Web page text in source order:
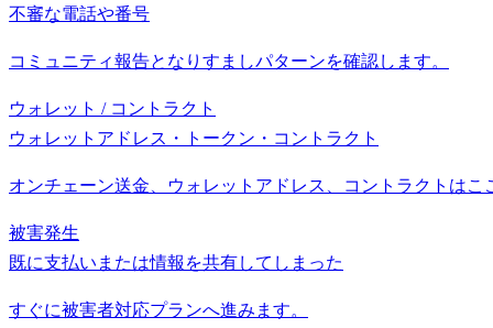
不審な電話や番号
コミュニティ報告となりすましパターンを確認します。
ウォレット / コントラクト
ウォレットアドレス・トークン・コントラクト
オンチェーン送金、ウォレットアドレス、コントラクトはこ
被害発生
既に支払いまたは情報を共有してしまった
すぐに被害者対応プランへ進みます。